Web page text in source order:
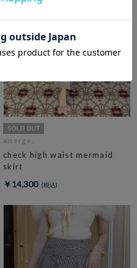
amerge.
check high waist mermaid
skirt
￥14,300